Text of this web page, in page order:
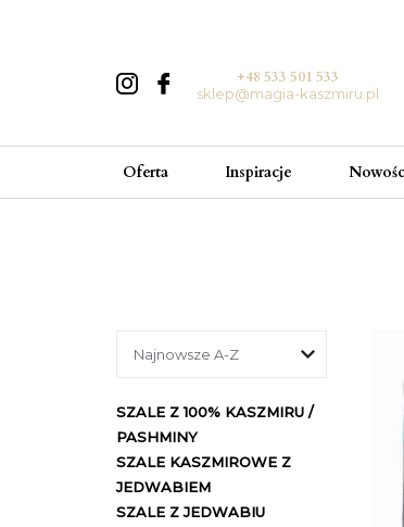
+48 533 501 533
sklep@magia-kaszmiru.pl
Oferta Inspiracje
SZALE Z 100% KASZMIRU /
PASHMINY
SZALE KASZMIROWE Z
JEDWABIEM
SZALE Z JEDWABIU